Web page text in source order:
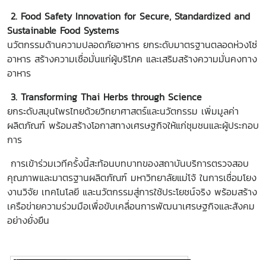
2. Food Safety Innovation for Secure, Standardized and
Sustainable Food Systems
นวัตกรรมด้านความปลอดภัยอาหาร ยกระดับมาตรฐานตลอดห่วงโซ่
อาหาร สร้างความเชื่อมั่นแก่ผู้บริโภค และเสริมสร้างความมั่นคงทาง
อาหาร
3. Transforming Thai Herbs through Science
ยกระดับสมุนไพรไทยด้วยวิทยาศาสตร์และนวัตกรรม เพิ่มมูลค่า
ผลิตภัณฑ์ พร้อมสร้างโอกาสทางเศรษฐกิจให้แก่ชุมชนและผู้ประกอบ
การ
การเข้าร่วมเวทีครั้งนี้สะท้อนบทบาทของสถาบันบริการตรวจสอบ
คุณภาพและมาตรฐานผลิตภัณฑ์ มหาวิทยาลัยแม่โจ้ ในการเชื่อมโยง
งานวิจัย เทคโนโลยี และนวัตกรรมสู่การใช้ประโยชน์จริง พร้อมสร้าง
เครือข่ายความร่วมมือเพื่อขับเคลื่อนการพัฒนาเศรษฐกิจและสังคม
อย่างยั่งยืน